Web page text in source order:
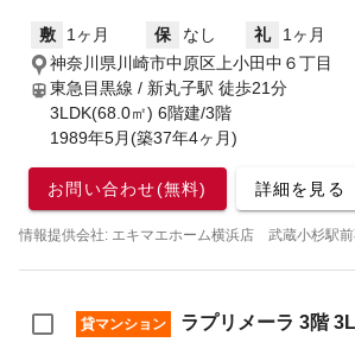
敷 1ヶ月 保 なし 礼
1ヶ月
神奈川県川崎市中原区上小田中６丁目
東急目黒線 / 新丸子駅 徒歩21分
3LDK(68.0㎡) 6階建/3階
1989年5月(築37年4ヶ月)
お問い合わせ(無料) 詳細を見る
情報提供会社: エキマエホーム横浜店 武蔵小杉駅
貸マンション ラプリメーラ 3階